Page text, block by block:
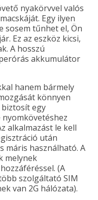
nyakörvvel valós
Egy ilyen
sosem tűnhet el, Ön
Ez az eszköz kicsi,
A hosszú
akkumulátor
hanem bármely
könnyen
egy
alkalmazást le kell
után
máris használható. A
melynek
(A
szolgáltató SIM
van 2G hálózata).